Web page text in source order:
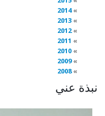
2014
2013
2012
2011
2010
2009
2008
نبذة عني